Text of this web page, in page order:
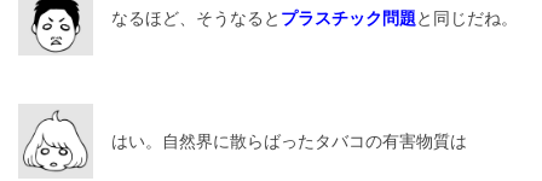
なるほど、そうなると プラスチック問題と同じだね。
はい。自然界に散らばったタバコの有害物質は